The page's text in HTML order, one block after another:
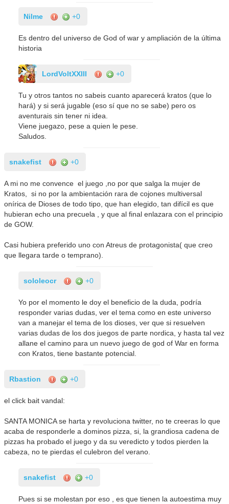
Nilme +0
Es dentro del universo de God of war y ampliación de la última
historia
LordVoltXXIII +0
Tu y otros tantos no sabeis cuanto aparecerá kratos (que lo
hará) y si será jugable (eso sí que no se sabe) pero os
aventurais sin tener ni idea.
Viene juegazo, pese a quien le pese.
Saludos.
snakefist +0
A mi no me convence el juego ,no por que salga la mujer de
Kratos, si no por la ambientación rara de cojones multiversal
onírica de Dioses de todo tipo, que han elegido, tan difícil es que
hubieran echo una precuela , y que al final enlazara con el principio
de GOW.
Casi hubiera preferido uno con Atreus de protagonista( que creo
que llegara tarde o temprano).
sololeocr +0
Yo por el momento le doy el beneficio de la duda, podría
responder varias dudas, ver el tema como en este universo
van a manejar el tema de los dioses, ver que si resuelven
varias dudas de los dos juegos de parte nordica, y hasta tal vez
allane el camino para un nuevo juego de god of War en forma
con Kratos, tiene bastante potencial.
Rbastion +0
el click bait vandal:
SANTA MONICA se harta y revoluciona twitter, no te creeras lo que
acaba de responderle a dominos pizza, si, la grandiosa cadena de
pizzas ha probado el juego y da su veredicto y todos pierden la
cabeza, no te pierdas el culebron del verano.
snakefist +0
Pues si se molestan por eso , es que tienen la autoestima muy